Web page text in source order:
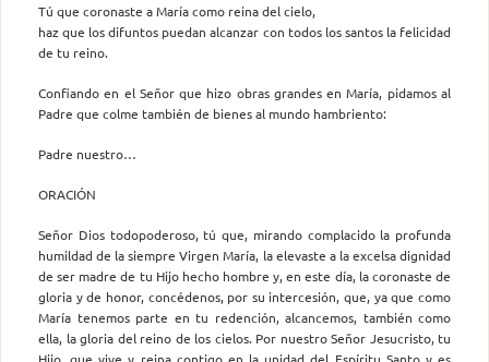
Tú que coronaste a María como reina del cielo,
haz que los difuntos puedan alcanzar con todos los santos la felicidad
de tu reino.
Confiando en el Señor que hizo obras grandes en María, pidamos al
Padre que colme también de bienes al mundo hambriento:
Padre nuestro…
ORACIÓN
Señor Dios todopoderoso, tú que, mirando complacido la profunda
humildad de la siempre Virgen María, la elevaste a la excelsa dignidad
de ser madre de tu Hijo hecho hombre y, en este día, la coronaste de
gloria y de honor, concédenos, por su intercesión, que, ya que como
María tenemos parte en tu redención, alcancemos, también como
ella, la gloria del reino de los cielos. Por nuestro Señor Jesucristo, tu